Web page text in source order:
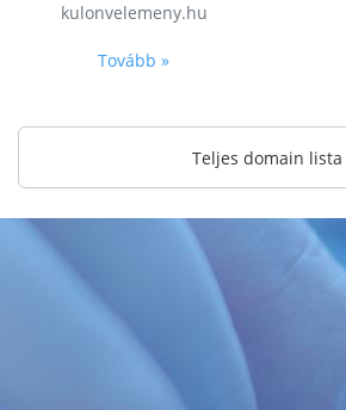
kulonvelemeny.hu
Tovább »
Teljes domain lista